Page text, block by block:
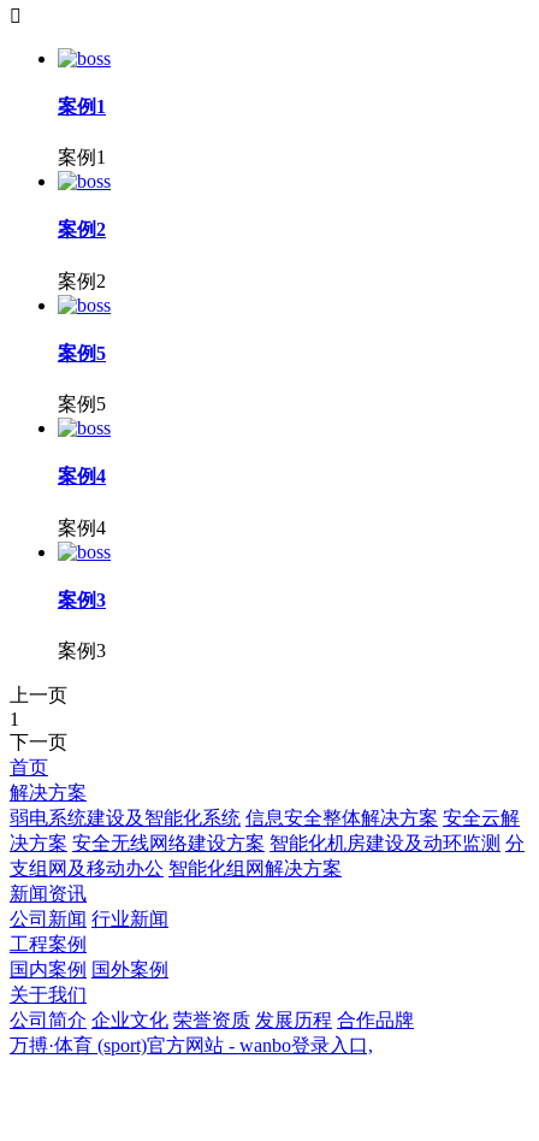

案例1
案例1
案例2
案例2
案例5
案例5
案例4
案例4
案例3
案例3
上一页
1
下一页
首页
解决方案
弱电系统建设及智能化系统 信息安全整体解决方案 安全云解
决方案 安全无线网络建设方案 智能化机房建设及动环监测 分
支组网及移动办公 智能化组网解决方案
新闻资讯
公司新闻 行业新闻
工程案例
国内案例 国外案例
关于我们
公司简介 企业文化 荣誉资质 发展历程 合作品牌
万搏·体育 (sport)官方网站 - wanbo登录入口,